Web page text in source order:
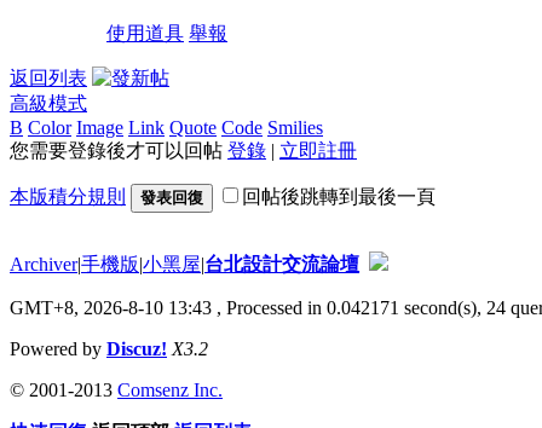
使用道具 舉報
返回列表
高級模式
B Color Image Link Quote Code Smilies
您需要登錄後才可以回帖 登錄 | 立即註冊
本版積分規則 發表回復 回帖後跳轉到最後一頁
Archiver|手機版|小黑屋|台北設計交流論壇
GMT+8, 2026-8-10 13:43 , Processed in 0.042171 second(s), 24
Powered by Discuz! X3.2
© 2001-2013 Comsenz Inc.